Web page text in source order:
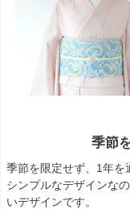
季節
季節を限定せず、1年を
シンプルなデザインな
いデザインです。